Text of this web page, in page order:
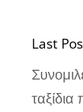
Last